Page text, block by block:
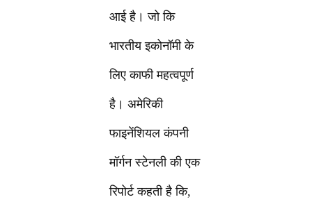
आई है। जो कि
भारतीय इकोनॉमी के
लिए काफी महत्वपूर्ण
है। अमेरिकी
फाइनेंशियल कंपनी
मॉर्गन स्टेनली की एक
रिपोर्ट कहती है कि,